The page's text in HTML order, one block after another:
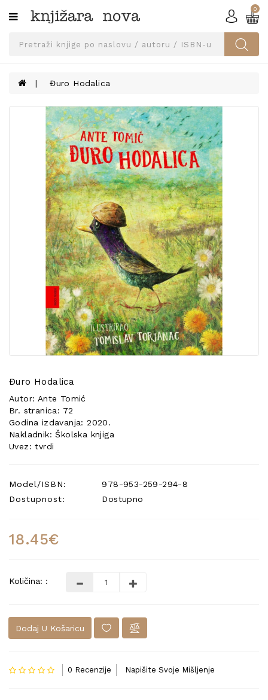
Kategorije
SVEUČILIŠNA
UDŽBENICI
KNJIGE
PRIBOR
UDŽBENIKE!
KONTAKT
POSEBNA
PONUDA
0
Đuro Hodalica
Đuro Hodalica
Autor: Ante Tomić
Br. stranica: 72
Godina izdavanja: 2020.
Nakladnik: Školska knjiga
Uvez: tvrdi
Model/ISBN:
978-953-259-294-8
Dostupnost:
Dostupno
18.45€
Količina: :
Dodaj U Košaricu
0 Recenzije Napišite Svoje Mišljenje